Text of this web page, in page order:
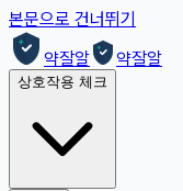
본문으로 건너뛰기
약잘알
약잘알
상호작용 체크